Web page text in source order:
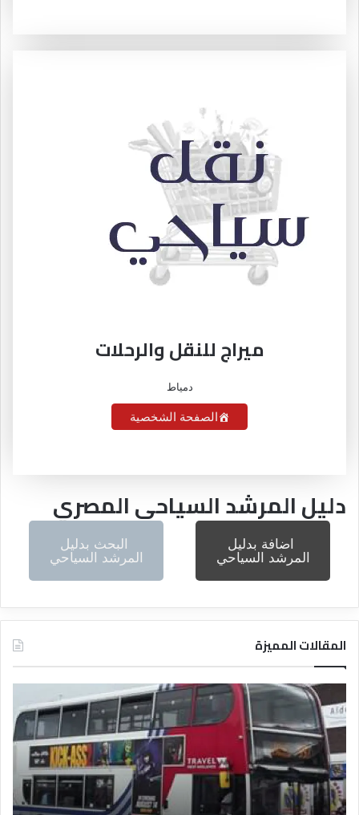
ميراج للنقل والرحلات
دمياط
الصفحة الشخصية
دليل المرشد السياحي المصري
اضافة بدليل
المرشد السياحي
البحث بدليل
المرشد السياحي
المقالات المميزة
ل
ي
ش
ر
ك
ا